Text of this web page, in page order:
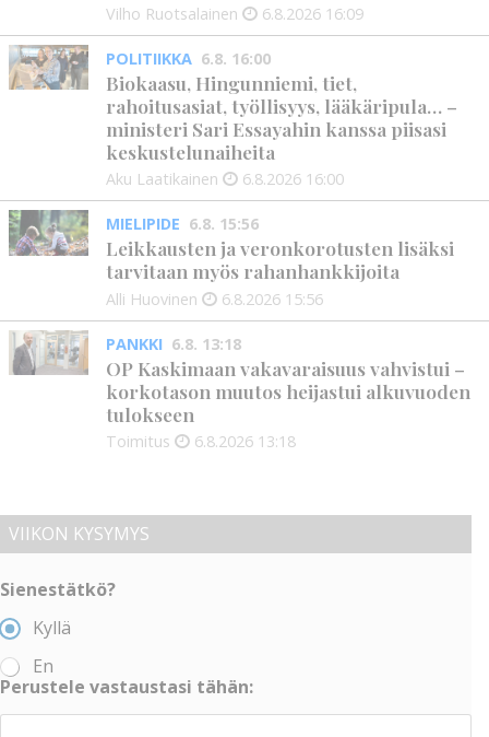
Vilho Ruotsalainen 6.8.2026 16:09
POLITIIKKA 6.8. 16:00
Biokaasu, Hingunniemi, tiet,
rahoitusasiat, työllisyys, lääkäripula… –
ministeri Sari Essayahin kanssa piisasi
keskustelunaiheita
Aku Laatikainen 6.8.2026 16:00
MIELIPIDE 6.8. 15:56
Leikkausten ja veronkorotusten lisäksi
tarvitaan myös rahanhankkijoita
Alli Huovinen 6.8.2026 15:56
PANKKI 6.8. 13:18
OP Kaskimaan vakavaraisuus vahvistui –
korkotason muutos heijastui alkuvuoden
tulokseen
Toimitus 6.8.2026 13:18
VIIKON KYSYMYS
Sienestätkö?
Kyllä
En
Perustele vastaustasi tähän: